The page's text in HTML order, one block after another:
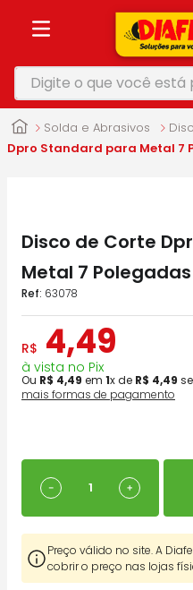
Digite o que você está
Solda e Abrasivos
Dpro Standard para Metal 7
Disco de Corte
Metal 7 Polegadas
: 63078
R$ 4,49
à vista no Pix
Ou R$ 4,49 em 1x de R$ 4,49
mais formas de pagamento
＋
－
Preço válido no site. A
cobrir o preço nas lojas